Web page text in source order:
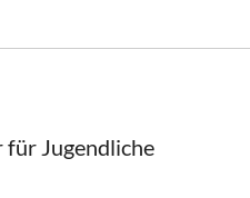
für Jugendliche